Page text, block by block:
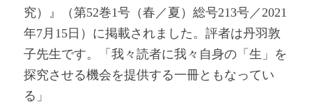
究）』（第52巻1号（春／夏）総号213号／2021
年7月15日）に掲載されました。評者は丹羽敦
子先生です。「我々読者に我々自身の「生」を
探究させる機会を提供する一冊ともなってい
る」